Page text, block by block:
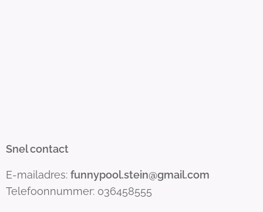
Snel contact
E-mailadres: funnypool.stein@gmail.com
Telefoonnummer: 036458555